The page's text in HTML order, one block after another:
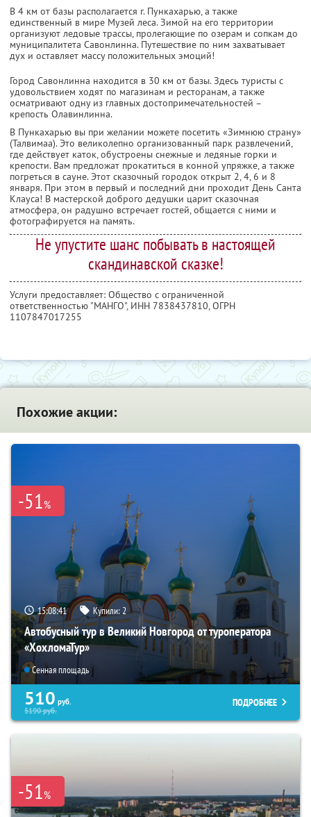
В 4 км от базы располагается г. Пункахарью, а также
единственный в мире Музей леса. Зимой на его территории
организуют ледовые трассы, пролегающие по озерам и сопкам до
муниципалитета Савонлинна. Путешествие по ним захватывает
дух и оставляет массу положительных эмоций!
Город Савонлинна находится в 30 км от базы. Здесь туристы с
удовольствием ходят по магазинам и ресторанам, а также
осматривают одну из главных достопримечательностей –
крепость Олавинлинна.
В Пункахарью вы при желании можете посетить «Зимнюю страну»
(Талвимаа). Это великолепно организованный парк развлечений,
где действует каток, обустроены снежные и ледяные горки и
крепости. Вам предложат прокатиться в конной упряжке, а также
погреться в сауне. Этот сказочный городок открыт 2, 4, 6 и 8
января. При этом в первый и последний дни проходит День Санта
Клауса! В мастерской доброго дедушки царит сказочная
атмосфера, он радушно встречает гостей, общается с ними и
фотографируется на память.
Не упустите шанс побывать в настоящей
скандинавской сказке!
Услуги предоставляет: Общество с ограниченной
ответственностью "МАНГО", ИНН 7838437810, ОГРН
1107847017255
Похожие акции:
-51%
15:08:40 Купили:2
Автобусный тур в Великий Новгород от туроператора
«ХохломаТур»
Сенная площадь
510 руб.
5190руб.
ПОДРОБНЕЕ
-51%